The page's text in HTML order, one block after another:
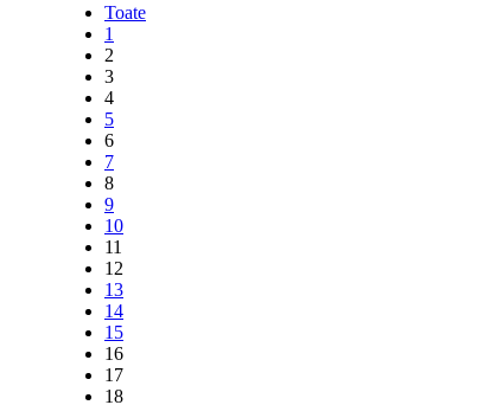
Toate
1
2
3
4
5
6
7
8
9
10
11
12
13
14
15
16
17
18